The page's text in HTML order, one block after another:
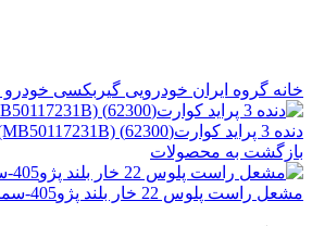
خانه گروه ایران خودرویی گیربکسی خودرو
دنده 3 پراید کوارت(62300) KOART (MB50117231B)
بازگشت به محصولات
مشعل راست پلوس 22 خار بلند پژو405-سمند(XU7-XU7P)-پژو پارس (SLX R2) -تیپ 5 امید فنر